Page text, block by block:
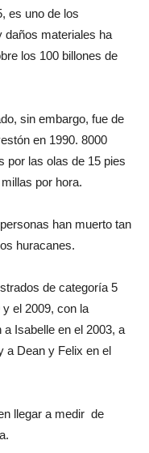
es uno de los
daños materiales ha
los 100 billones de
sin embargo, fue de
en 1990. 8000
por las olas de 15 pies
por hora.
han muerto tan
huracanes.
de categoría 5
el 2009, con la
Isabelle en el 2003, a
a Dean y Felix en el
llegar a medir de